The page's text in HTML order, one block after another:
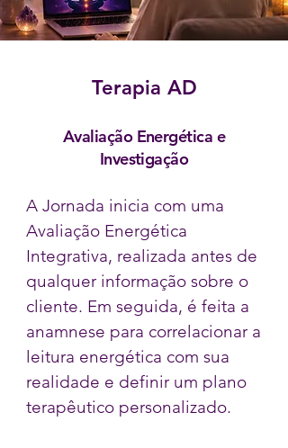
Terapia AD
Avaliação Energética e
Investigação
A Jornada inicia com uma
Avaliação Energética
Integrativa, realizada antes de
qualquer informação sobre o
cliente. Em seguida, é feita a
anamnese para correlacionar a
leitura energética com sua
realidade e definir um plano
terapêutico personalizado.